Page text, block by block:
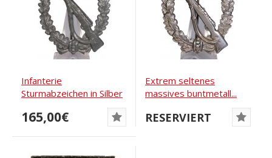
Infanterie
Sturmabzeichen in Silber
165,00€
Extrem seltenes
massives buntmetall...
RESERVIERT